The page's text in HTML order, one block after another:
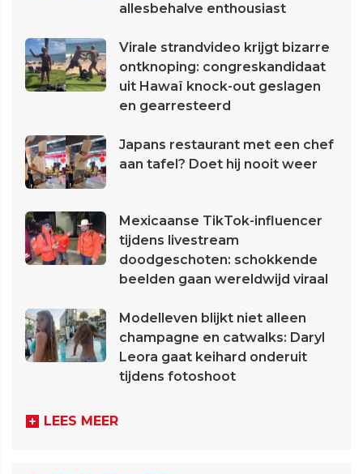
allesbehalve enthousiast
Virale strandvideo krijgt bizarre
ontknoping: congreskandidaat
uit Hawaï knock-out geslagen
en gearresteerd
Japans restaurant met een chef
aan tafel? Doet hij nooit weer
Mexicaanse TikTok-influencer
tijdens livestream
doodgeschoten: schokkende
beelden gaan wereldwijd viraal
Modelleven blijkt niet alleen
champagne en catwalks: Daryl
Leora gaat keihard onderuit
tijdens fotoshoot
LEES MEER